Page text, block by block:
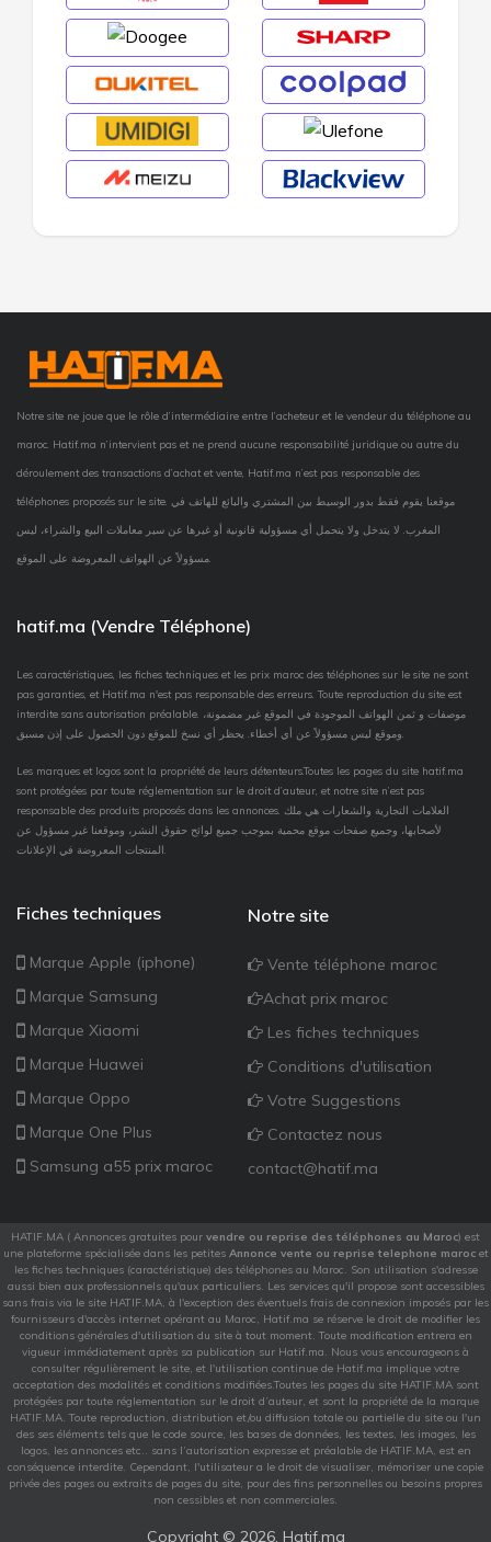
Notre site ne joue que le rôle d’intermédiaire entre l’acheteur et le vendeur du téléphone au
maroc. Hatif.ma n’intervient pas et ne prend aucune responsabilité juridique ou autre du
déroulement des transactions d’achat et vente, Hatif.ma n’est pas responsable des
téléphones proposés sur le site. موقعنا يقوم فقط بدور الوسيط بين المشتري والبائع للهاتف في
المغرب. لا يتدخل ولا يتحمل أي مسؤولية قانونية أو غيرها عن سير معاملات البيع والشراء، ليس
hatif.ma (Vendre Téléphone)
Les caractéristiques, les fiches techniques et les prix maroc des téléphones sur le site ne sont
pas garanties, et Hatif.ma n'est pas responsable des erreurs. Toute reproduction du site est
interdite sans autorisation préalable. موصفات و ثمن الهواتف الموجودة في الموقع غير مضمونة،
Les marques et logos sont la propriété de leurs détenteurs.Toutes les pages du site hatif.ma
sont protégées par toute réglementation sur le droit d’auteur, et notre site n’est pas
responsable des produits proposés dans les annonces. العلامات التجارية والشعارات هي ملك
لأصحابها، وجميع صفحات موقع محمية بموجب جميع لوائح حقوق النشر، وموقعنا غير مسؤول عن
Fiches techniques
Marque Apple (iphone)
Marque Samsung
Marque Xiaomi
Marque Huawei
Marque Oppo
Marque One Plus
Samsung a55 prix maroc
Notre site
Vente téléphone maroc
Achat prix maroc
Les fiches techniques
Conditions d'utilisation
Votre Suggestions
Contactez nous
contact@hatif.ma
HATIF.MA ( Annonces gratuites pour vendre ou reprise des téléphones au Maroc) est
une plateforme spécialisée dans les petites Annonce vente ou reprise telephone marocet
les fiches techniques (caractéristique) des téléphones au Maroc. Son utilisation s'adresse
aussi bien aux professionnels qu'aux particuliers. Les services qu'il propose sont accessibles
sans frais via le site HATIF.MA, à l'exception des éventuels frais de connexion imposés par les
fournisseurs d'accès internet opérant au Maroc, Hatif.ma se réserve le droit de modifier les
conditions générales d'utilisation du site à tout moment. Toute modification entrera en
vigueur immédiatement après sa publication sur Hatif.ma. Nous vous encourageons à
consulter régulièrement le site, et l'utilisation continue de Hatif.ma implique votre
acceptation des modalités et conditions modifiées.Toutes les pages du site HATIF.MA sont
protégées par toute réglementation sur le droit d’auteur, et sont la propriété de la marque
HATIF.MA. Toute reproduction, distribution et/ou diffusion totale ou partielle du site ou l'un
des ses éléments tels que le code source, les bases de données, les textes, les images, les
logos, les annonces etc.. sans l’autorisation expresse et préalable de HATIF.MA, est en
conséquence interdite. Cependant, l'utilisateur a le droit de visualiser, mémoriser une copie
privée des pages ou extraits de pages du site, pour des fins personnelles ou besoins propres
non cessibles et non commerciales.
Copyright © 2026. Hatif.ma